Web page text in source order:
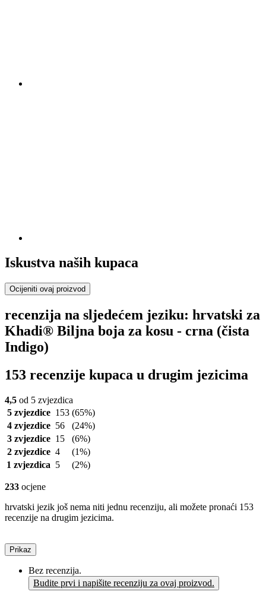
Iskustva naših kupaca
Ocijeniti ovaj proizvod
recenzija na sljedećem jeziku: hrvatski za
Khadi® Biljna boja za kosu - crna (čista
Indigo)
153 recenzije kupaca u drugim jezicima
4,5 od 5 zvjezdica
5 zvjezdice 153 (65%)
4 zvjezdice 56
(24%)
3 zvjezdice 15
(6%)
2 zvjezdice 4
(1%)
1 zvjezdica 5 (2%)
233 ocjene
hrvatski jezik još nema niti jednu recenziju, ali možete pronaći 153
recenzije na drugim jezicima.
Prikaz
Bez recenzija.
Budite prvi i napišite recenziju za ovaj proizvod.